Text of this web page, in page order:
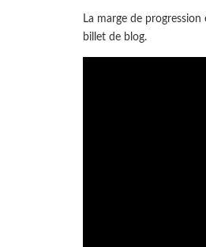
La marge de
billet de blog.